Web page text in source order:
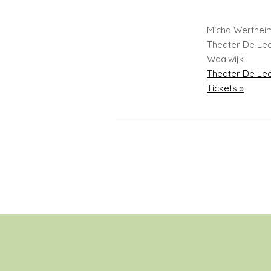
Micha
Theater De
Waalwijk
Theater De
Tickets »